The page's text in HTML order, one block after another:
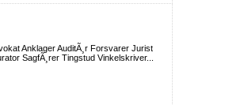
Anklager AuditÃ¸r Forsvarer Jurist
SagfÃ¸rer Tingstud Vinkelskriver...